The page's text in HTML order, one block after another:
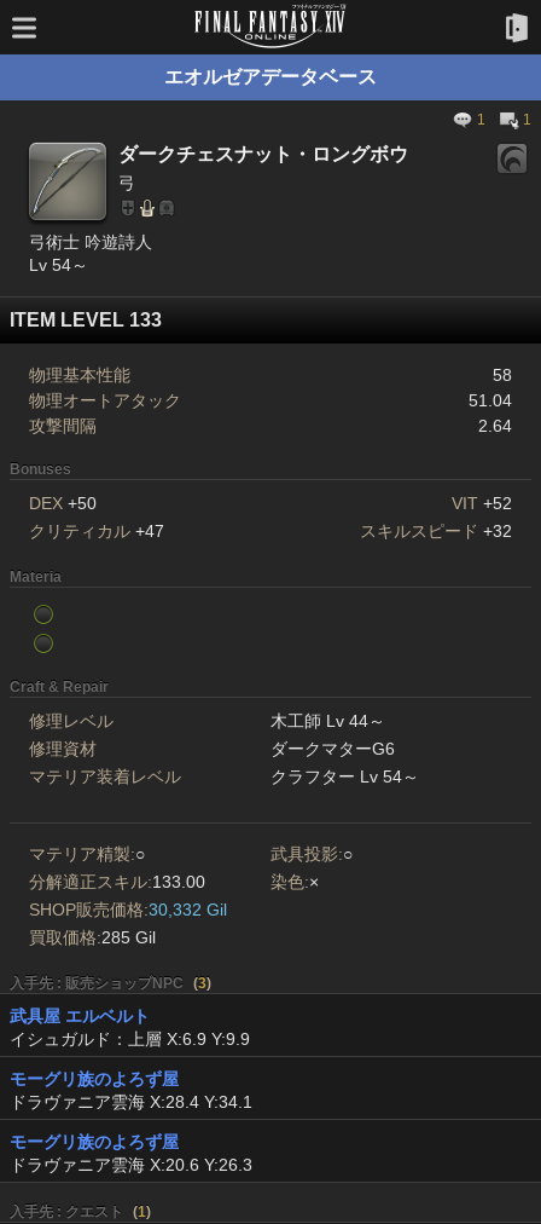
エオルゼアデータベース
1 1
ダークチェスナット・ロングボウ
弓
弓術士 吟遊詩人
Lv 54～
ITEM LEVEL 133
物理基本性能
58
物理オートアタック
51.04
攻撃間隔
2.64
Bonuses
DEX +50 VIT +52
クリティカル +47 スキルスピード +32
Materia
Craft & Repair
修理レベル
木工師 Lv 44～
修理資材
ダークマターG6
マテリア装着レベル
クラフター Lv 54～
マテリア精製:○ 武具投影:○
分解適正スキル:133.00 染色:×
SHOP販売価格:30,332 Gil
買取価格:285 Gil
入手先 : 販売ショップNPC (3)
武具屋 エルベルト
イシュガルド：上層 X:6.9 Y:9.9
モーグリ族のよろず屋
ドラヴァニア雲海 X:28.4 Y:34.1
モーグリ族のよろず屋
ドラヴァニア雲海 X:20.6 Y:26.3
入手先 : クエスト (1)